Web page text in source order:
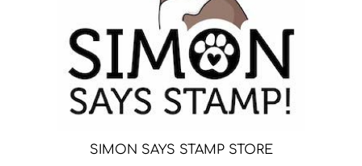
SIMON SAYS STAMP STORE